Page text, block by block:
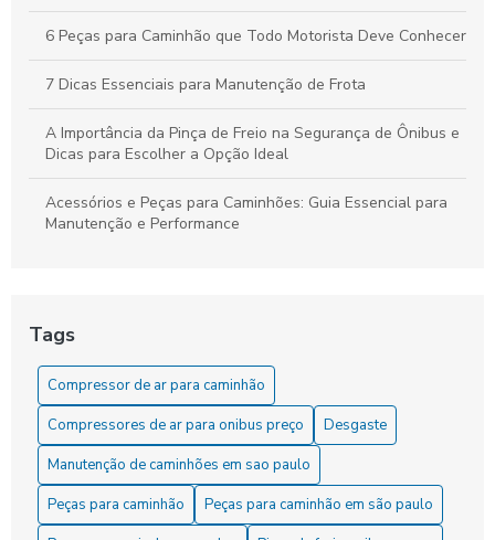
6 Peças para Caminhão que Todo Motorista Deve Conhecer
7 Dicas Essenciais para Manutenção de Frota
A Importância da Pinça de Freio na Segurança de Ônibus e
Dicas para Escolher a Opção Ideal
Acessórios e Peças para Caminhões: Guia Essencial para
Manutenção e Performance
Como Comprar o Melhor Servo de Embreagem para Seu
Veículo
Como comprar o servo de embreagem ideal para seu
veículo
Como Comprar Peças para Caminhão com Segurança
Tags
Compressor de ar para caminhão
Compressores de ar para onibus preço
Desgaste
Manutenção de caminhões em sao paulo
Peças para caminhão
Peças para caminhão em são paulo